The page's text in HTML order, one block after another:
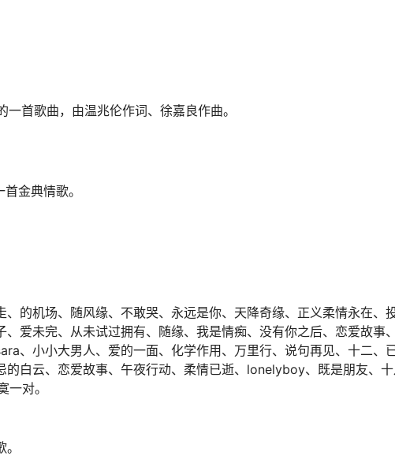
首歌曲，由温兆伦作词、徐嘉良作曲。
金典情歌。
的机场、随风缘、不敢哭、永远是你、天降奇缘、正义柔情永在、
爱未完、从未试过拥有、随缘、我是情痴、没有你之后、恋爱故事
、小小大男人、爱的一面、化学作用、万里行、说句再见、十二、
的白云、恋爱故事、午夜行动、柔情已逝、lonelyboy、既是朋友、
对。